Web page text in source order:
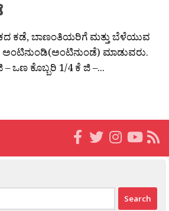
ಕಡೆ, ಬಾಣಂತಿಯರಿಗೆ ಮತ್ತು ಬೆಳೆಯುವ
ಅಂಟಿನುಂಡಿ(ಅಂಟಿನುಂಡೆ) ಮಾಡುವರು.
– ಒಣ ಕೊಬ್ಬರಿ 1/4 ಕೆ ಜಿ –...